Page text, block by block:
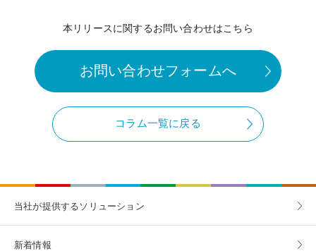
本リリースに関するお問い合わせはこちら
お問い合わせフォームへ
コラム一覧に戻る
当社が提供する ソリューション
新着情報